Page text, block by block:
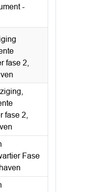
-
fase 2,
fase 2,
Fase